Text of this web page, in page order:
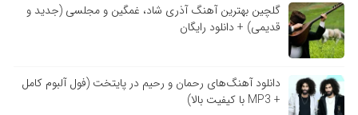
گلچین بهترین آهنگ آذری شاد، غمگین و مجلسی (جدید و
قدیمی) + دانلود رایگان
دانلود آهنگ‌های رحمان و رحیم در پایتخت (فول آلبوم کامل
+ MP3 با کیفیت بالا)